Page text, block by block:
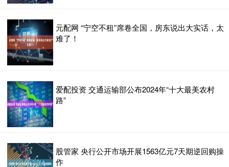
元配网 “宁空不租”席卷全国，房东说出大实话，太
难了！
爱配投资 交通运输部公布2024年“十大最美农村
路”
股管家 央行公开市场开展1563亿元7天期逆回购操
作